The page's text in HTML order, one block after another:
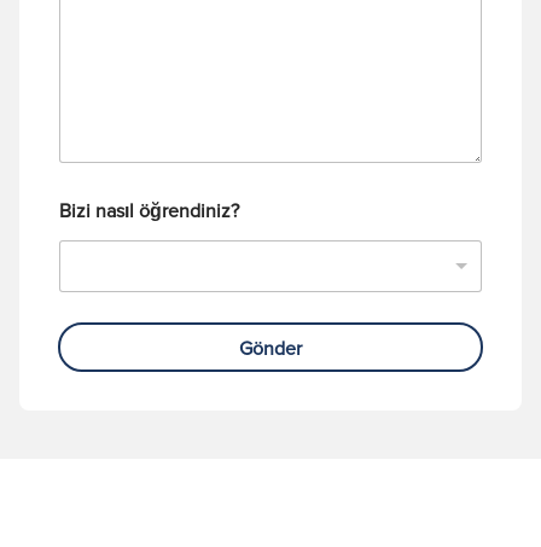
Bizi nasıl öğrendiniz?
Gönder